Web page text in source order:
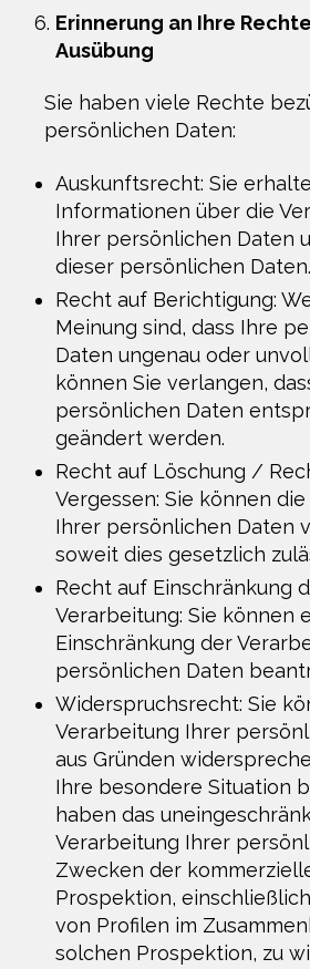
Erinnerung an Ihre
Ausübung
Sie haben viele Rechte
persönlichen Daten:
Auskunftsrecht: Sie
Informationen über die
Ihrer persönlichen Daten
dieser persönlichen Daten.
Recht auf Berichtigung:
Meinung sind, dass Ihre
Daten ungenau oder
können Sie verlangen,
persönlichen Daten
geändert werden.
Recht auf Löschung /
Vergessen: Sie können
Ihrer persönlichen Daten
soweit dies gesetzlich
Recht auf Einschränkung
Verarbeitung: Sie können
Einschränkung der
persönlichen Daten
Widerspruchsrecht: Sie
Verarbeitung Ihrer
aus Gründen
Ihre besondere Situation
haben das
Verarbeitung Ihrer
Zwecken der
Prospektion,
von Profilen im
solchen Prospektion, zu